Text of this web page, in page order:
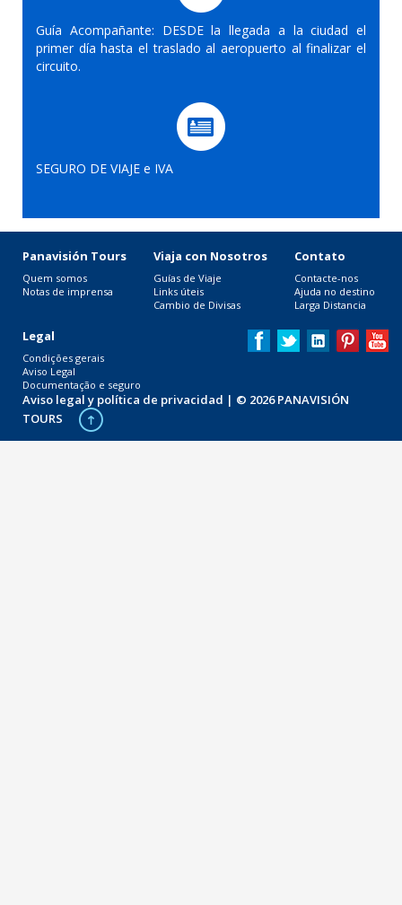
Guía Acompañante: DESDE la llegada a la ciudad el
primer día hasta el traslado al aeropuerto al finalizar el
circuito.
SEGURO DE VIAJE e IVA
Panavisión Tours
Quem somos
Notas de imprensa
Viaja con Nosotros
Guías de Viaje
Links úteis
Cambio de Divisas
Contato
Contacte-nos
Ajuda no destino
Larga Distancia
Legal
Condições gerais
Aviso Legal
Documentação e seguro
Aviso legal y política de privacidad | © 2026 PANAVISIÓN
TOURS